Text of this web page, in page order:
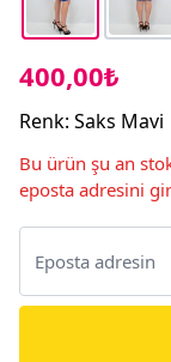
400,00₺
Renk: Saks Mavi
Bu ürün şu an
eposta adresini